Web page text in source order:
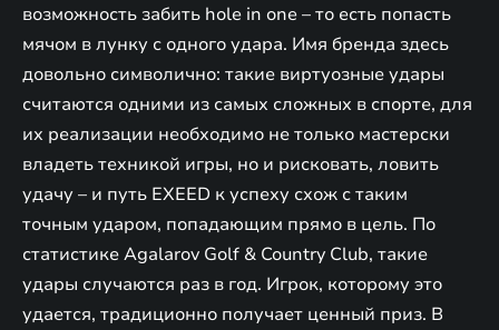
возможность забить hole in one – то есть попасть
мячом в лунку с одного удара. Имя бренда здесь
довольно символично: такие виртуозные удары
считаются одними из самых сложных в спорте, для
их реализации необходимо не только мастерски
владеть техникой игры, но и рисковать, ловить
удачу – и путь EXEED к успеху схож с таким
точным ударом, попадающим прямо в цель. По
статистике Agalarov Golf & Country Club, такие
удары случаются раз в год. Игрок, которому это
удается, традиционно получает ценный приз. В